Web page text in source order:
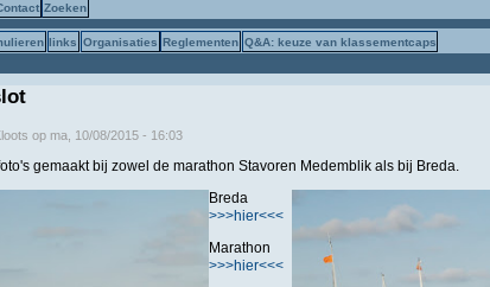
Zoeken
links Organisaties Reglementen Q&A: keuze van klassementcaps
op ma, 10/08/2015 - 16:03
gemaakt bij zowel de marathon Stavoren Medemblik als bij Breda.
Breda
>>>hier<<<
Marathon
>>>hier<<<